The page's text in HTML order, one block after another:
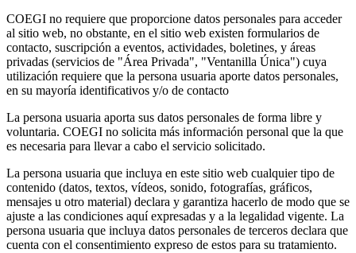
COEGI no requiere que proporcione datos personales para acceder
al sitio web, no obstante, en el sitio web existen formularios de
contacto, suscripción a eventos, actividades, boletines, y áreas
privadas (servicios de "Área Privada", "Ventanilla Única") cuya
utilización requiere que la persona usuaria aporte datos personales,
en su mayoría identificativos y/o de contacto
La persona usuaria aporta sus datos personales de forma libre y
voluntaria. COEGI no solicita más información personal que la que
es necesaria para llevar a cabo el servicio solicitado.
La persona usuaria que incluya en este sitio web cualquier tipo de
contenido (datos, textos, vídeos, sonido, fotografías, gráficos,
mensajes u otro material) declara y garantiza hacerlo de modo que se
ajuste a las condiciones aquí expresadas y a la legalidad vigente. La
persona usuaria que incluya datos personales de terceros declara que
cuenta con el consentimiento expreso de estos para su tratamiento.